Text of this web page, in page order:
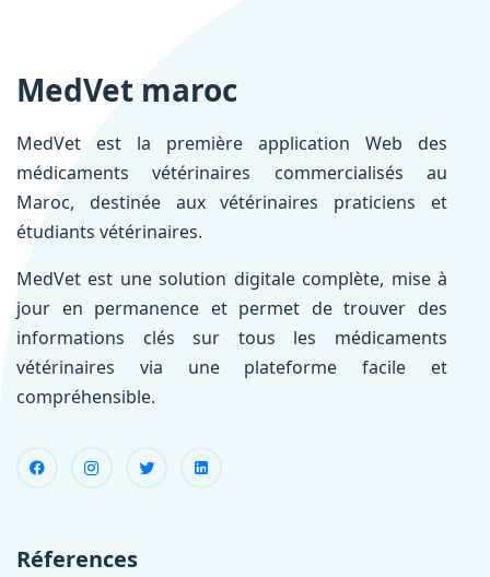
MedVet maroc
MedVet est la première application Web des
médicaments vétérinaires commercialisés au
Maroc, destinée aux vétérinaires praticiens et
étudiants vétérinaires.
MedVet est une solution digitale complète, mise à
jour en permanence et permet de trouver des
informations clés sur tous les médicaments
vétérinaires via une plateforme facile et
compréhensible.
Réferences